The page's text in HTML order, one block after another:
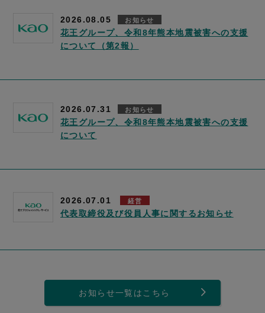
2026.08.05 お知らせ
花王グループ、令和8年熊本地震被害への支援
について（第2報）
2026.07.31 お知らせ
花王グループ、令和8年熊本地震被害への支援
について
2026.07.01 経営
代表取締役及び役員人事に関するお知らせ
お知らせ一覧はこちら